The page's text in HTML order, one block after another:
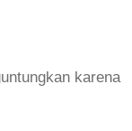
karena